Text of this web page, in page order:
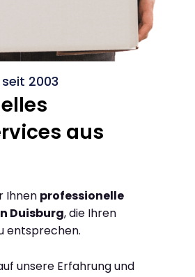
2003
aus
Ihnen professionelle
Duisburg, die Ihren
entsprechen.
unsere Erfahrung und